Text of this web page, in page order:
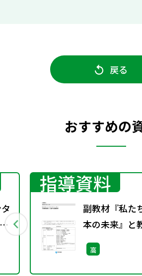
戻る
おすすめの
指導資料
副教材『私た
本の未来』と
社313)を用い
教育」に関す
高